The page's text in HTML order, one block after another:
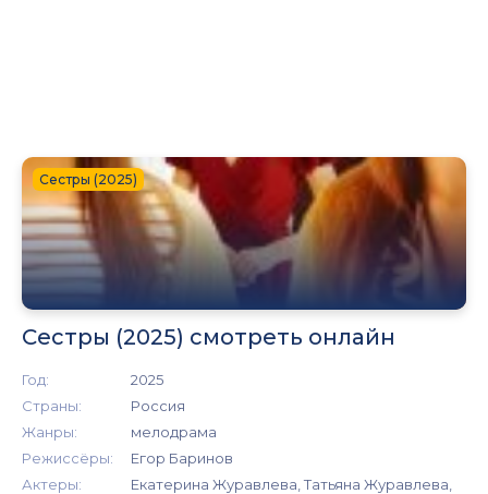
Сестры (2025)
Сестры (2025) смотреть онлайн
Год:
2025
Страны:
Россия
Жанры:
мелодрама
Режиссёры:
Егор Баринов
Актеры:
Екатерина Журавлева, Татьяна Журавлева,